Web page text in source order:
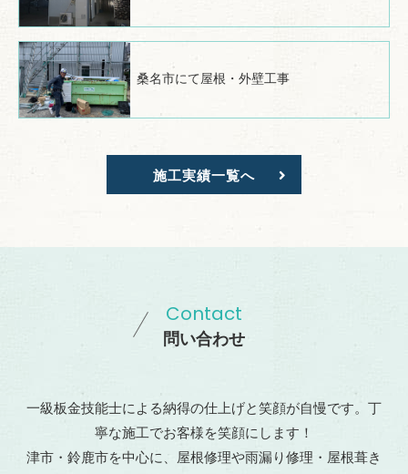
桑名市にて屋根・外壁工事
施工実績一覧へ
Contact
問い合わせ
一級板金技能士による納得の仕上げと笑顔が自慢です。丁
寧な施工でお客様を笑顔にします！
津市・鈴鹿市を中心に、屋根修理や雨漏り修理・屋根葺き